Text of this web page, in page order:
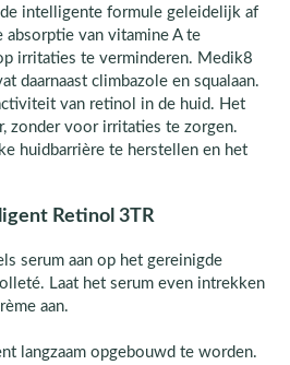
intelligente formule geleidelijk af
absorptie van vitamine A te
irritaties te verminderen. Medik8
daarnaast climbazole en squalaan.
van retinol in de huid. Het
zonder voor irritaties te zorgen.
huidbarrière te herstellen en het
Retinol 3TR
serum aan op het gereinigde
Laat het serum even intrekken
aan.
langzaam opgebouwd te worden.